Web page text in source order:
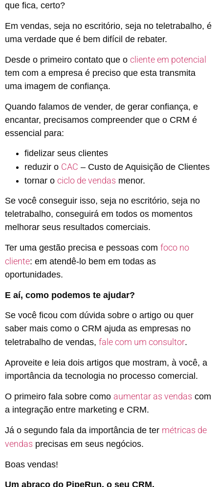
que fica, certo?
Em vendas, seja no escritório, seja no teletrabalho, é
uma verdade que é bem difícil de rebater.
Desde o primeiro contato que o cliente em potencial
tem com a empresa é preciso que esta transmita
uma imagem de confiança.
Quando falamos de vender, de gerar confiança, e
encantar, precisamos compreender que o CRM é
essencial para:
fidelizar seus clientes
reduzir o CAC – Custo de Aquisição de Clientes
tornar o ciclo de vendas menor.
Se você conseguir isso, seja no escritório, seja no
teletrabalho, conseguirá em todos os momentos
melhorar seus resultados comerciais.
Ter uma gestão precisa e pessoas com foco no
cliente: em atendê-lo bem em todas as
oportunidades.
E aí, como podemos te ajudar?
Se você ficou com dúvida sobre o artigo ou quer
saber mais como o CRM ajuda as empresas no
teletrabalho de vendas, fale com um consultor.
Aproveite e leia dois artigos que mostram, à você, a
importância da tecnologia no processo comercial.
O primeiro fala sobre como aumentar as vendas com
a integração entre marketing e CRM.
Já o segundo fala da importância de ter métricas de
vendas precisas em seus negócios.
Boas vendas!
Um abraço do PipeRun, o seu CRM.